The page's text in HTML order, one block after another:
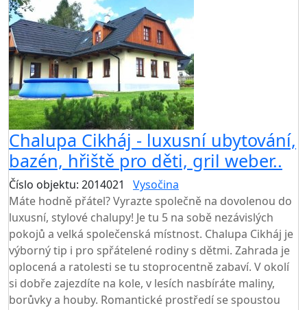
Chalupa Cikháj - luxusní ubytování,
bazén, hřiště pro děti, gril weber..
Číslo objektu: 2014021
Vysočina
Máte hodně přátel? Vyrazte společně na dovolenou do
luxusní, stylové chalupy! Je tu 5 na sobě nezávislých
pokojů a velká společenská místnost. Chalupa Cikháj je
výborný tip i pro spřátelené rodiny s dětmi. Zahrada je
oplocená a ratolesti se tu stoprocentně zabaví. V okolí
si dobře zajezdíte na kole, v lesích nasbíráte maliny,
borůvky a houby. Romantické prostředí se spoustou